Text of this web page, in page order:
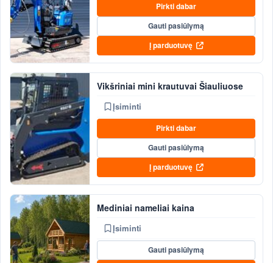
Pirkti dabar
Gauti pasiūlymą
Į parduotuvę
Vikšriniai mini krautuvai Šiauliuose
Įsiminti
Pirkti dabar
Gauti pasiūlymą
Į parduotuvę
Mediniai nameliai kaina
Įsiminti
Gauti pasiūlymą